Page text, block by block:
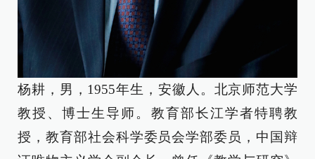
杨耕，男，1955年生，安徽人。北京师范大学
教授、博士生导师。教育部长江学者特聘教
授，教育部社会科学委员会学部委员，中国辩